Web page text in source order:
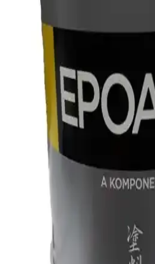
2025'te Resinin Slim 1500 gr
Projelerde Parlaklık ve
Resinin Slim 1500 gr A+B ile küçük
yüzeyler oluşturun. Doğru uygulama
2025'te Hobi ve
Ultra Şeffaf Epoksi
2025'in en güvenilir Türkiye menşeli
dayanıklı projeler yaratın. Hemen
Resinin Slim 750 Gr A+B
Reçine: Dayanıklı ve Estetik
Resinin Slim 750 Gr A+B Ultra Şeffaf
şeffaflık, parlaklık ve sararma
Nişan Dekorasyonunda
ve Yaratıcı Uygulama Örnekleri